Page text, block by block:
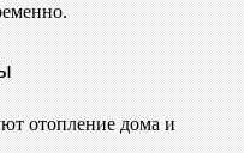
отопление дома и